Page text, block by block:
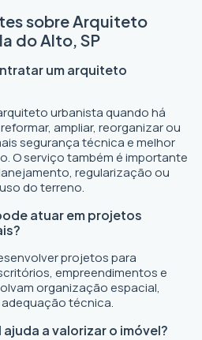
sobre Arquiteto
do Alto, SP
um arquiteto
urbanista quando há
ampliar, reorganizar ou
segurança técnica e melhor
O serviço também é importante
regularização ou
do terreno.
atuar em projetos
projetos para
empreendimentos e
organização espacial,
técnica.
a valorizar o imóvel?